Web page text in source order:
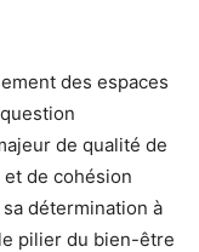
des espaces
de qualité de
de cohésion
sa détermination à
pilier du bien-être